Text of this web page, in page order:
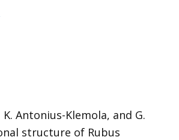
Antonius-Klemola, and G.
structure of Rubus